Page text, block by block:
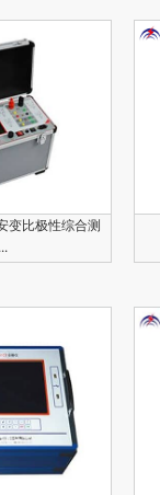
变比极性综合测